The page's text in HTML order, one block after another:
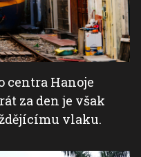
centra Hanoje
za den je však
vlaku.